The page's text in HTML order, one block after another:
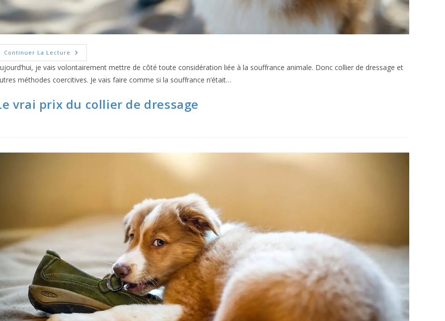
Continuer La Lecture Le
Vrai
Prix
Collier
je vais volontairement mettre de côté toute considération liée à la souffrance animale. Donc collier de dressage et
méthodes coercitives. Je vais faire comme si la souffrance n’était…
vrai prix du collier de dressage